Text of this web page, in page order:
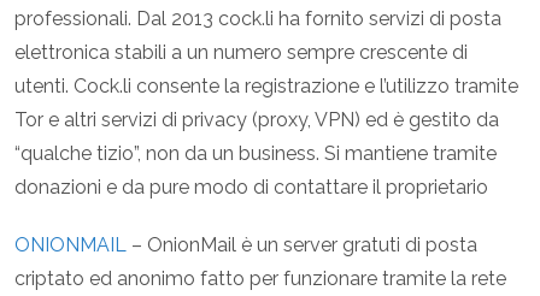
professionali. Dal 2013 cock.li ha fornito servizi di posta
elettronica stabili a un numero sempre crescente di
utenti. Cock.li consente la registrazione e l’utilizzo tramite
Tor e altri servizi di privacy (proxy, VPN) ed è gestito da
“qualche tizio”, non da un business. Si mantiene tramite
donazioni e da pure modo di contattare il proprietario
ONIONMAIL – OnionMail è un server gratuti di posta
criptato ed anonimo fatto per funzionare tramite la rete